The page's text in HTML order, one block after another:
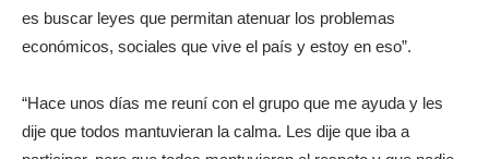
es buscar leyes que permitan atenuar los problemas
económicos, sociales que vive el país y estoy en eso”.
“Hace unos días me reuní con el grupo que me ayuda y les
dije que todos mantuvieran la calma. Les dije que iba a